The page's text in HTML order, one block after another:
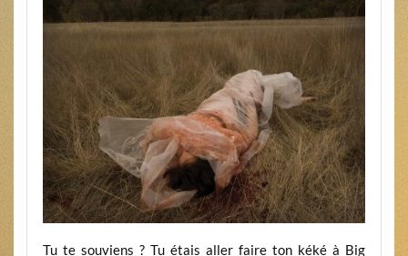
Tu te souviens ? Tu étais aller faire ton kéké à Big